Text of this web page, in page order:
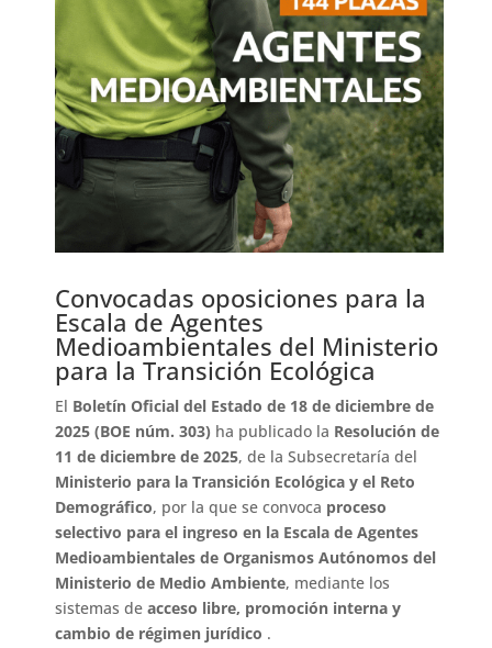
Convocadas oposiciones para la
Escala de Agentes
Medioambientales del Ministerio
para la Transición Ecológica
El Boletín Oficial del Estado de 18 de diciembre de
2025 (BOE núm. 303) ha publicado la Resolución de
11 de diciembre de 2025, de la Subsecretaría del
Ministerio para la Transición Ecológica y el Reto
Demográfico, por la que se convoca proceso
selectivo para el ingreso en la Escala de Agentes
Medioambientales de Organismos Autónomos del
Ministerio de Medio Ambiente, mediante los
sistemas deacceso libre, promoción interna y
cambio de régimen jurídico .